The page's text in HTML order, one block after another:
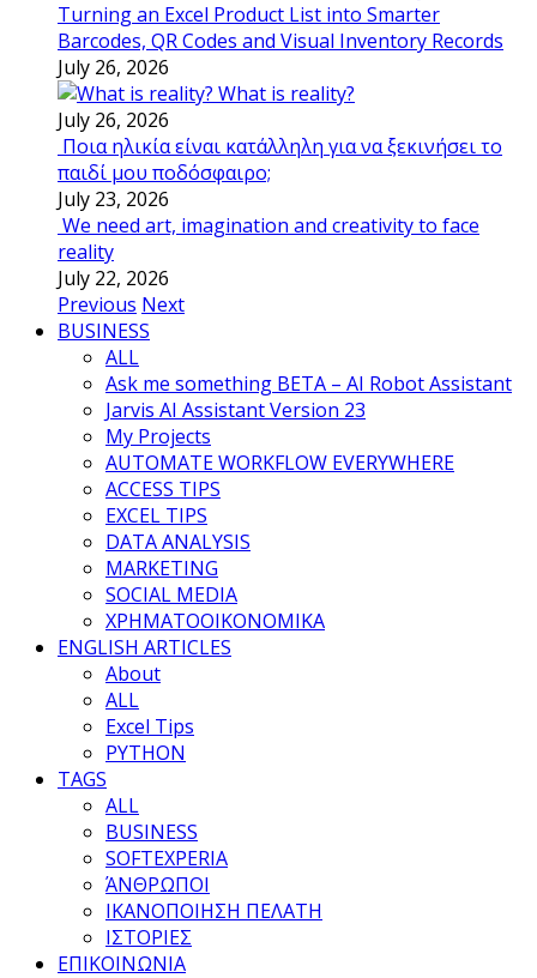
Turning an Excel Product List into Smarter
Barcodes, QR Codes and Visual Inventory Records
July 26, 2026
What is reality?
July 26, 2026
Ποια ηλικία είναι κατάλληλη για να ξεκινήσει το
παιδί μου ποδόσφαιρο;
July 23, 2026
We need art, imagination and creativity to face
reality
July 22, 2026
Previous Next
BUSINESS
ALL
Ask me something BETA – AI Robot Assistant
Jarvis AI Assistant Version 23
My Projects
AUTOMATE WORKFLOW EVERYWHERE
ACCESS TIPS
EXCEL TIPS
DATA ANALYSIS
MARKETING
SOCIAL MEDIA
ΧΡΗΜΑΤΟΟΙΚΟΝΟΜΙΚΑ
ENGLISH ARTICLES
About
ALL
Excel Tips
PYTHON
TAGS
ALL
BUSINESS
SOFTEXPERIA
ΆΝΘΡΩΠΟΙ
ΙΚΑΝΟΠΟΙΗΣΗ ΠΕΛΑΤΗ
ΙΣΤΟΡΙΕΣ
ΕΠΙΚΟΙΝΩΝΙΑ